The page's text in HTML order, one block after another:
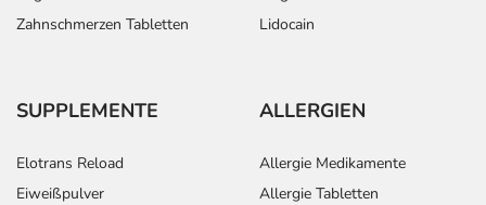
Zahnschmerzen Tabletten
Lidocain
SUPPLEMENTE
Elotrans Reload
Eiweißpulver
ALLERGIEN
Allergie Medikamente
Allergie Tabletten